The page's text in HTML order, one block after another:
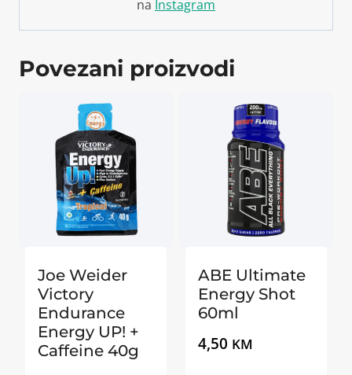
na Instagram
Povezani proizvodi
Joe Weider
Victory
Endurance
Energy UP! +
Caffeine 40g
ABE Ultimate
Energy Shot
60ml
4,50 KM